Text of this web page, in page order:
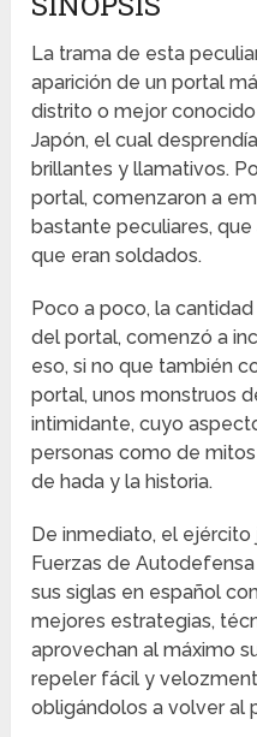
La trama de esta
aparición de un portal
distrito o mejor
Japón, el cual
brillantes y llamativos.
portal, comenzaron a
bastante peculiares,
que eran soldados.
Poco a poco, la
del portal, comenzó a
eso, si no que también
portal, unos monstruos
intimidante, cuyo
personas como de
de hada y la historia.
De inmediato, el ejército
Fuerzas de
sus siglas en español
mejores estrategias,
aprovechan al máximo
repeler fácil y
obligándolos a volver al